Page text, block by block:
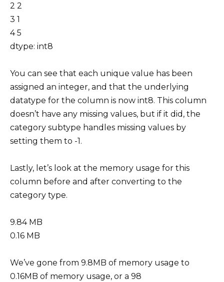
2 2
3 1
4 5
dtype: int8
You can see that each unique value has been
assigned an integer, and that the underlying
datatype for the column is now int8. This column
doesn’t have any missing values, but if it did, the
category subtype handles missing values by
setting them to -1.
Lastly, let’s look at the memory usage for this
column before and after converting to the
category type.
9.84 MB
0.16 MB
We’ve gone from 9.8MB of memory usage to
0.16MB of memory usage, or a 98